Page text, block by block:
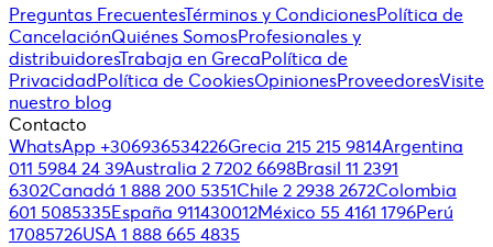
Preguntas FrecuentesTérminos y CondicionesPolítica de
CancelaciónQuiénes SomosProfesionales y
distribuidoresTrabaja en GrecaPolítica de
PrivacidadPolítica de CookiesOpinionesProveedoresVisite
nuestro blog
Contacto
WhatsApp +306936534226Grecia 215 215 9814Argentina
011 5984 24 39Australia 2 7202 6698Brasil 11 2391
6302Canadá 1 888 200 5351Chile 2 2938 2672Colombia
601 5085335España 911430012México 55 4161 1796Perú
17085726USA 1 888 665 4835